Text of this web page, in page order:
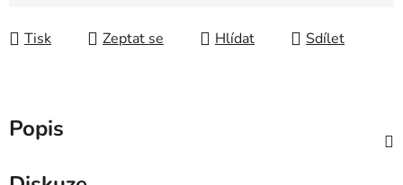
Tisk Zeptat se Hlídat Sdílet
Popis